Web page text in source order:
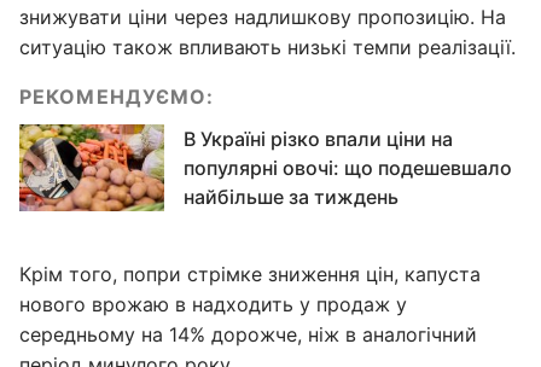
знижувати ціни через надлишкову пропозицію. На
ситуацію також впливають низькі темпи реалізації.
РЕКОМЕНДУЄМО:
В Україні різко впали ціни на
популярні овочі: що подешевшало
найбільше за тиждень
Крім того, попри стрімке зниження цін, капуста
нового врожаю в надходить у продаж у
середньому на 14% дорожче, ніж в аналогічний